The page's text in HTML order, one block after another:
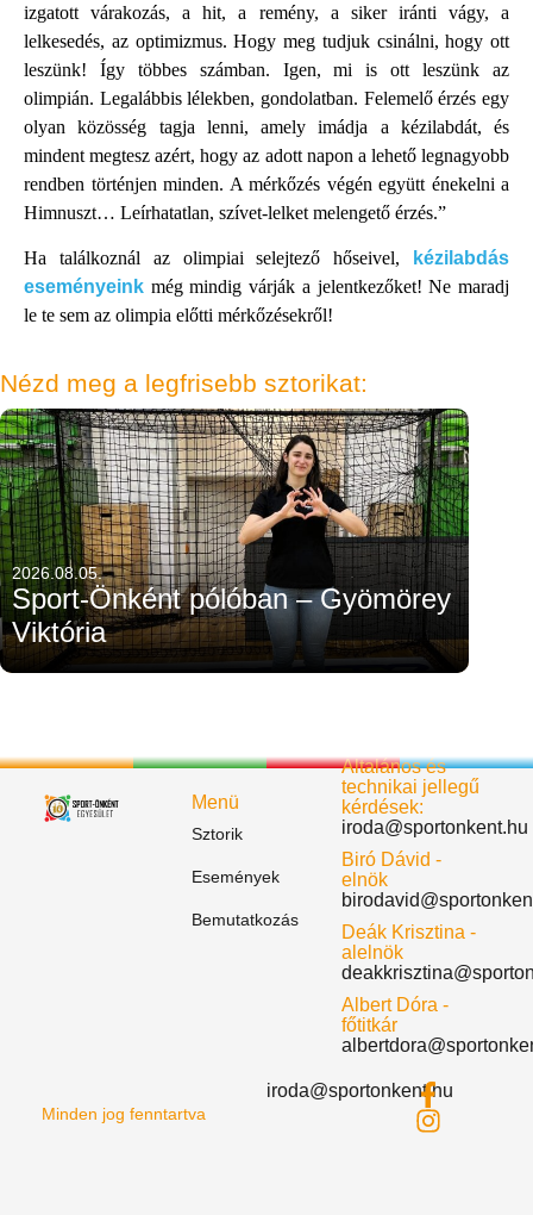
izgatott várakozás, a hit, a remény, a siker iránti vágy, a
lelkesedés, az optimizmus. Hogy meg tudjuk csinálni, hogy ott
leszünk! Így többes számban. Igen, mi is ott leszünk az
olimpián. Legalábbis lélekben, gondolatban. Felemelő érzés egy
olyan közösség tagja lenni, amely imádja a kézilabdát, és
mindent megtesz azért, hogy az adott napon a lehető legnagyobb
rendben történjen minden. A mérkőzés végén együtt énekelni a
Himnuszt… Leírhatatlan, szívet-lelket melengető érzés.”
Ha találkoznál az olimpiai selejtező hőseivel,
kézilabdás
eseményeink még mindig várják a jelentkezőket! Ne maradj
le te sem az olimpia előtti mérkőzésekről!
Nézd meg a legfrisebb sztorikat:
2026.08.05.
Sport-Önként pólóban – Gyömörey
Viktória
Menü
Sztorik
Események
Bemutatkozás
Általános és
technikai jellegű
kérdések:
iroda@sportonkent.hu
Biró Dávid -
elnök
Deák Krisztina -
alelnök
Albert Dóra -
főtitkár
Minden jog fenntartva
iroda@sportonkent.hu